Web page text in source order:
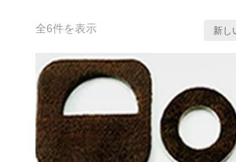
全6件を表示新
い
順